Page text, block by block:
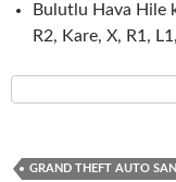
Bulutlu Hava Hile
R2, Kare, X, R1,
GRAND THEFT AUTO